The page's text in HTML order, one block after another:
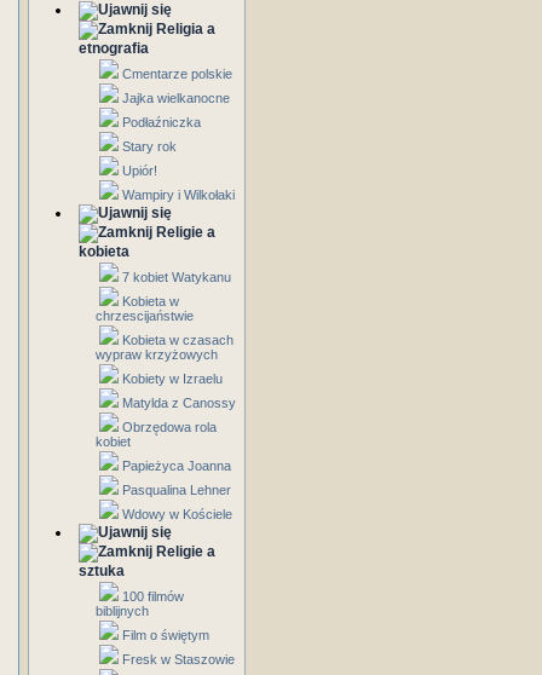
Religia a
etnografia
Cmentarze polskie
Jajka wielkanocne
Podłaźniczka
Stary rok
Upiór!
Wampiry i Wilkołaki
Religie a
kobieta
7 kobiet Watykanu
Kobieta w
chrzescijaństwie
Kobieta w czasach
wypraw krzyżowych
Kobiety w Izraelu
Matylda z Canossy
Obrzędowa rola
kobiet
Papieżyca Joanna
Pasqualina Lehner
Wdowy w Kościele
Religie a
sztuka
100 filmów
biblijnych
Film o świętym
Fresk w Staszowie